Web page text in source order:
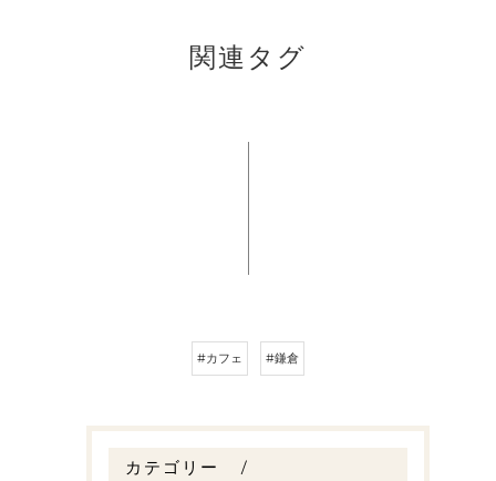
関連タグ
#カフェ #鎌倉
カテゴリー